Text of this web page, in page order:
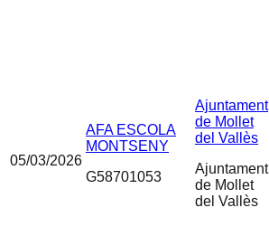
05/03/2026
AFA ESCOLA
MONTSENY
G58701053
Ajuntament
de Mollet
del Vallès
Ajuntament
de Mollet
del Vallès